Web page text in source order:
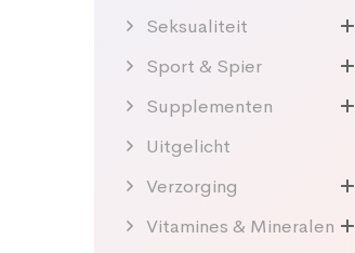
Seksualiteit
Sport & Spier
Supplementen
Uitgelicht
Verzorging
Vitamines & Mineralen